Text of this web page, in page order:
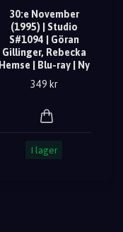
30:e November
(1995) | Studio
S#1094 | Göran
Gillinger, Rebecka
Hemse | Blu-ray | Ny
349 kr
I lager